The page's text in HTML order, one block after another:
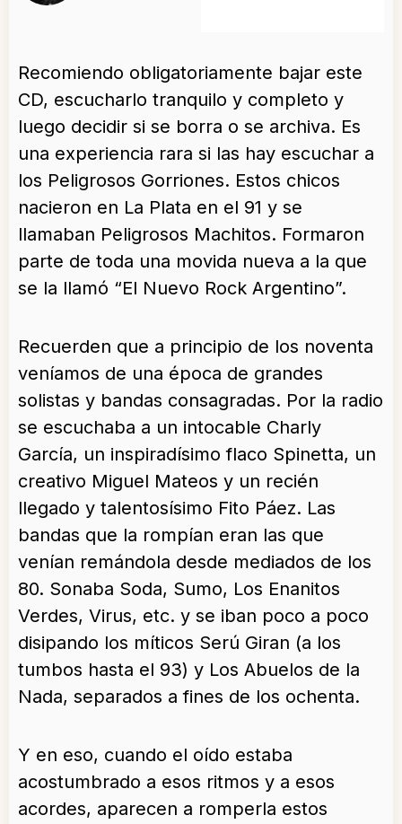
Recomiendo obligatoriamente bajar este
CD, escucharlo tranquilo y completo y
luego decidir si se borra o se archiva. Es
una experiencia rara si las hay escuchar a
los Peligrosos Gorriones. Estos chicos
nacieron en La Plata en el 91 y se
llamaban Peligrosos Machitos. Formaron
parte de toda una movida nueva a la que
se la llamó “El Nuevo Rock Argentino”.
Recuerden que a principio de los noventa
veníamos de una época de grandes
solistas y bandas consagradas. Por la radio
se escuchaba a un intocable Charly
García, un inspiradísimo flaco Spinetta, un
creativo Miguel Mateos y un recién
llegado y talentosísimo Fito Páez. Las
bandas que la rompían eran las que
venían remándola desde mediados de los
80. Sonaba Soda, Sumo, Los Enanitos
Verdes, Virus, etc. y se iban poco a poco
disipando los míticos Serú Giran (a los
tumbos hasta el 93) y Los Abuelos de la
Nada, separados a fines de los ochenta.
Y en eso, cuando el oído estaba
acostumbrado a esos ritmos y a esos
acordes, aparecen a romperla estos